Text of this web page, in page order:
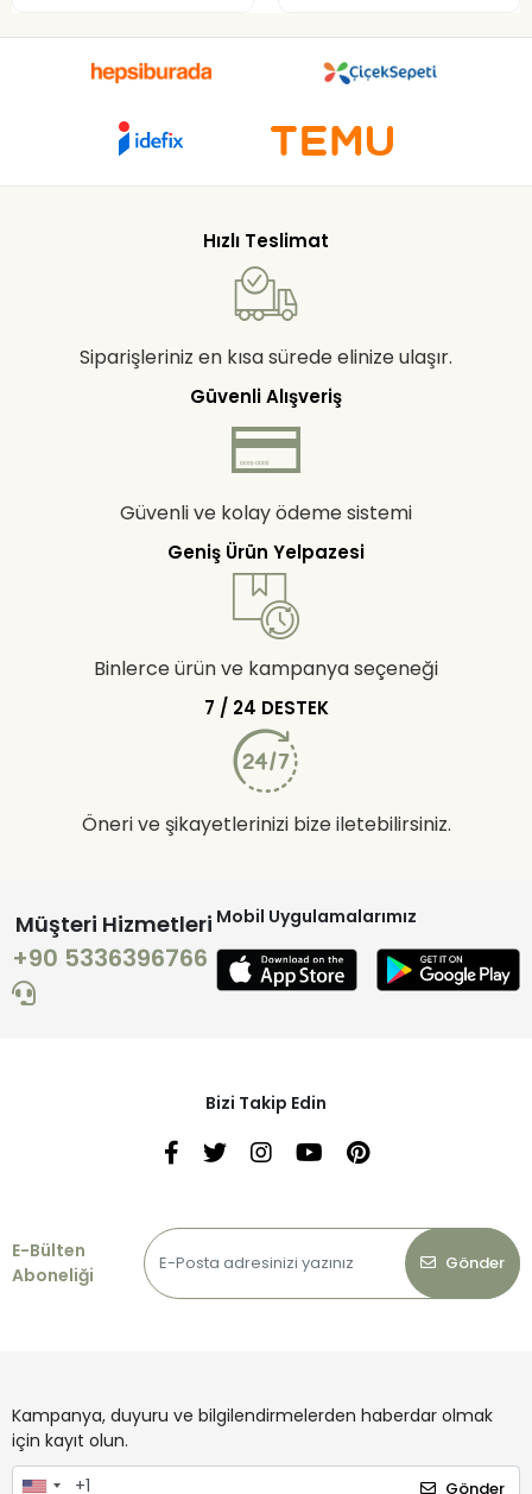
Hızlı Teslimat
Siparişleriniz en kısa sürede elinize ulaşır.
Güvenli Alışveriş
Güvenli ve kolay ödeme sistemi
Geniş Ürün Yelpazesi
Binlerce ürün ve kampanya seçeneği
7 / 24 DESTEK
Öneri ve şikayetlerinizi bize iletebilirsiniz.
Müşteri Hizmetleri
+90 5336396766
Mobil Uygulamalarımız
Bizi Takip Edin
E-Bülten
Aboneliği
Gönder
Kampanya, duyuru ve bilgilendirmelerden haberdar olmak
için kayıt olun.
Gönder